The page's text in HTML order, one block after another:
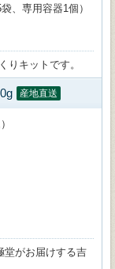
、専用容器1個）
りキットです。
産地直送
堂がお届けする吉